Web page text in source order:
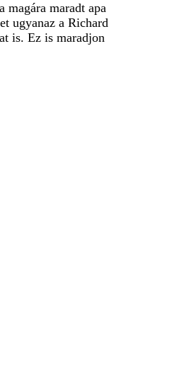
magára maradt apa
ugyanaz a Richard
is. Ez is maradjon